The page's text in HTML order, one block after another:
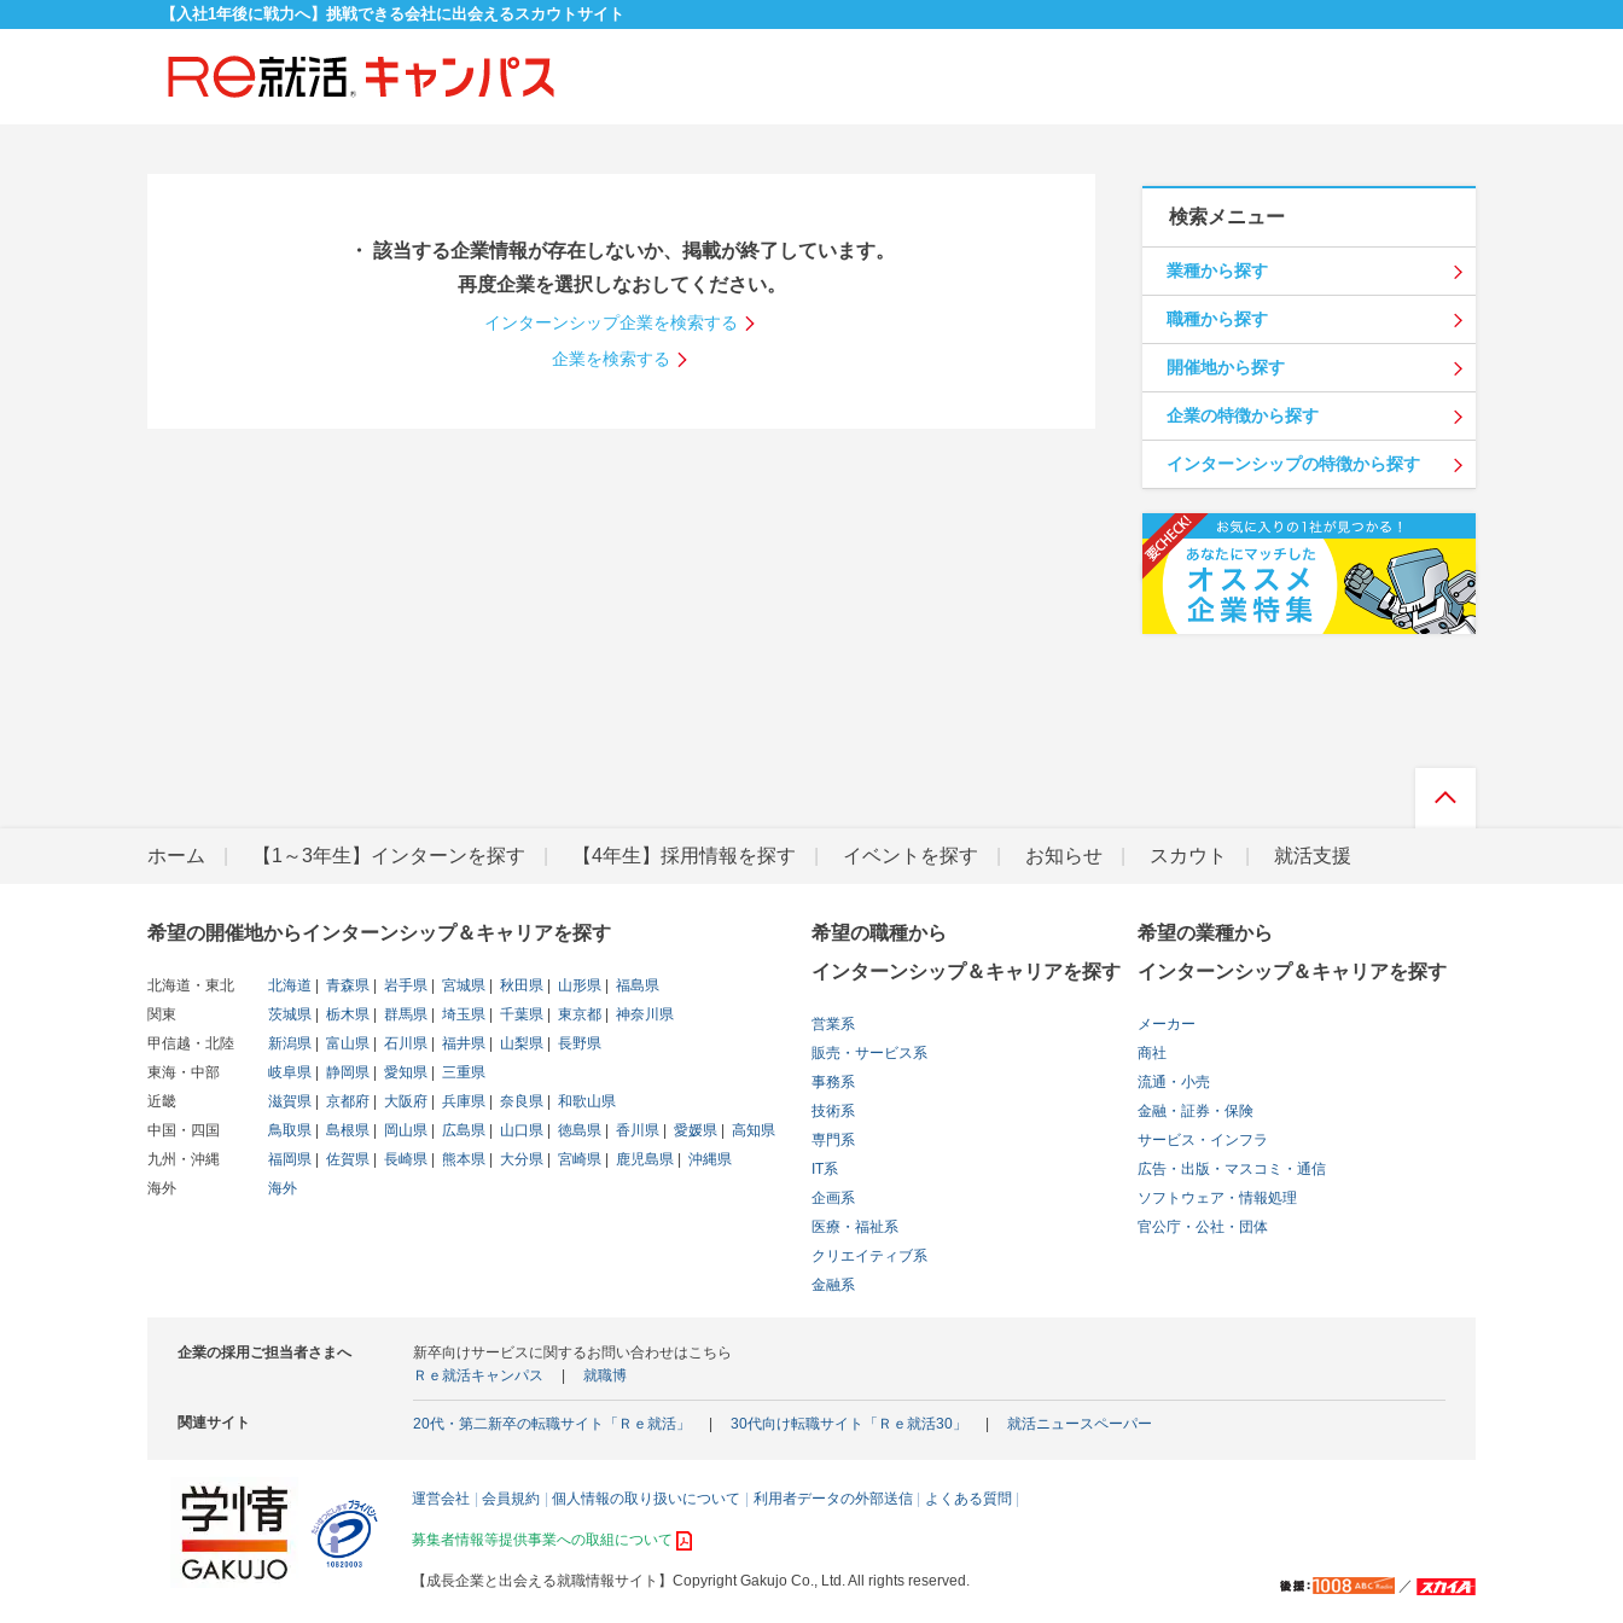
【入社1年後に戦力へ】挑戦できる会社に出会えるスカウトサイト
・ 該当する企業情報が存在しないか、掲載が終了しています。
再度企業を選択しなおしてください。
インターンシップ企業を検索する
企業を検索する
検索メニュー
業種から探す
職種から探す
開催地から探す
企業の特徴から探す
インターンシップの特徴から探す
ホーム 【1～3年生】インターンを探す 【4年生】採用情報を探す イベントを探す お知らせ スカウト 就活支援
希望の開催地からインターンシップ＆キャリアを探す
北海道・東北 北海道 青森県 岩手県 宮城県 秋田県 山形県
福島県
関東
茨城県 栃木県 群馬県 埼玉県 千葉県 東京都
神奈川県
甲信越・北陸
新潟県 富山県 石川県 福井県 山梨県
長野県
東海・中部
岐阜県 静岡県 愛知県
三重県
近畿
滋賀県 京都府 大阪府 兵庫県 奈良県
和歌山県
中国・四国
鳥取県 島根県 岡山県 広島県 山口県 徳島県 香川県 愛媛県
高知県
九州・沖縄
福岡県 佐賀県 長崎県 熊本県 大分県 宮崎県 鹿児島県
沖縄県
海外
海外
希望の職種から
インターンシップ＆キャリアを探す
営業系
販売・サービス系
事務系
技術系
専門系
IT系
企画系
医療・福祉系
クリエイティブ系
金融系
希望の業種から
インターンシップ＆キャリアを探す
メーカー
商社
流通・小売
金融・証券・保険
サービス・インフラ
広告・出版・マスコミ・通信
ソフトウェア・情報処理
官公庁・公社・団体
企業の採用ご担当者さまへ
新卒向けサービスに関するお問い合わせはこちら
Ｒｅ就活キャンパス
就職博
関連サイト 20代・第二新卒の転職サイト「Ｒｅ就活」 30代向け転職サイト「Ｒｅ就活30」 就活ニュースペーパー
運営会社 会員規約 個人情報の取り扱いについて 利用者データの外部送信 よくある質問
募集者情報等提供事業への取組について
【成長企業と出会える就職情報サイト】 Copyright Gakujo Co., Ltd. All rights reserved. ／